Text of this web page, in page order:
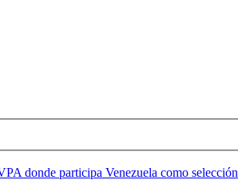
donde participa Venezuela como